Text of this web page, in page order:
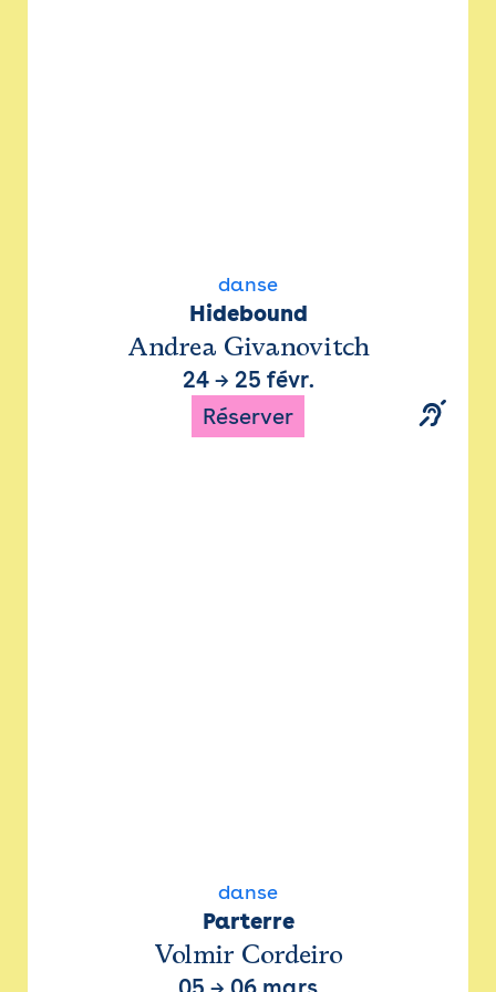
danse
Hidebound
Andrea Givanovitch
24→ 25 févr.
Réserver
danse
Parterre
Volmir Cordeiro